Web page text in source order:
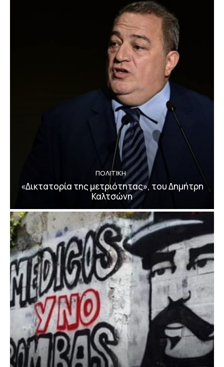
ΠΟΛΙΤΙΚΗ
«Δικτατορία της μετριότητας», του Δημήτρη
Καλτσώνη